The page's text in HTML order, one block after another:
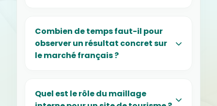
Combien de temps faut-il pour
observer un résultat concret sur
le marché français ?
Quel est le rôle du maillage